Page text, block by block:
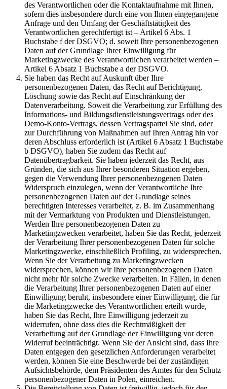
des Verantwortlichen oder die Kontaktaufnahme mit Ihnen,
sofern dies insbesondere durch eine von Ihnen eingegangene
Anfrage und den Umfang der Geschäftstätigkeit des
Verantwortlichen gerechtfertigt ist – Artikel 6 Abs. 1
Buchstabe f der DSGVO; d. soweit Ihre personenbezogenen
Daten auf der Grundlage Ihrer Einwilligung für
Marketingzwecke des Verantwortlichen verarbeitet werden –
Artikel 6 Absatz 1 Buchstabe a der DSGVO.
Sie haben das Recht auf Auskunft über Ihre
personenbezogenen Daten, das Recht auf Berichtigung,
Löschung sowie das Recht auf Einschränkung der
Datenverarbeitung. Soweit die Verarbeitung zur Erfüllung des
Informations- und Bildungsdienstleistungsvertrags oder des
Demo-Konto-Vertrags, dessen Vertragspartei Sie sind, oder
zur Durchführung von Maßnahmen auf Ihren Antrag hin vor
deren Abschluss erforderlich ist (Artikel 6 Absatz 1 Buchstabe
b DSGVO), haben Sie zudem das Recht auf
Datenübertragbarkeit. Sie haben jederzeit das Recht, aus
Gründen, die sich aus Ihrer besonderen Situation ergeben,
gegen die Verwendung Ihrer personenbezogenen Daten
Widerspruch einzulegen, wenn der Verantwortliche Ihre
personenbezogenen Daten auf der Grundlage seines
berechtigten Interesses verarbeitet, z. B. im Zusammenhang
mit der Vermarktung von Produkten und Dienstleistungen.
Werden Ihre personenbezogenen Daten zu
Marketingzwecken verarbeitet, haben Sie das Recht, jederzeit
der Verarbeitung Ihrer personenbezogenen Daten für solche
Marketingzwecke, einschließlich Profiling, zu widersprechen.
Wenn Sie der Verarbeitung zu Marketingzwecken
widersprechen, können wir Ihre personenbezogenen Daten
nicht mehr für solche Zwecke verarbeiten. In Fällen, in denen
die Verarbeitung Ihrer personenbezogenen Daten auf einer
Einwilligung beruht, insbesondere einer Einwilligung, die für
die Marketingzwecke des Verantwortlichen erteilt wurde,
haben Sie das Recht, Ihre Einwilligung jederzeit zu
widerrufen, ohne dass dies die Rechtmäßigkeit der
Verarbeitung auf der Grundlage der Einwilligung vor deren
Widerruf beeinträchtigt. Wenn Sie der Ansicht sind, dass Ihre
Daten entgegen den gesetzlichen Anforderungen verarbeitet
werden, können Sie eine Beschwerde bei der zuständigen
Aufsichtsbehörde, dem Präsidenten des Amtes für den Schutz
personenbezogener Daten in Polen, einreichen.